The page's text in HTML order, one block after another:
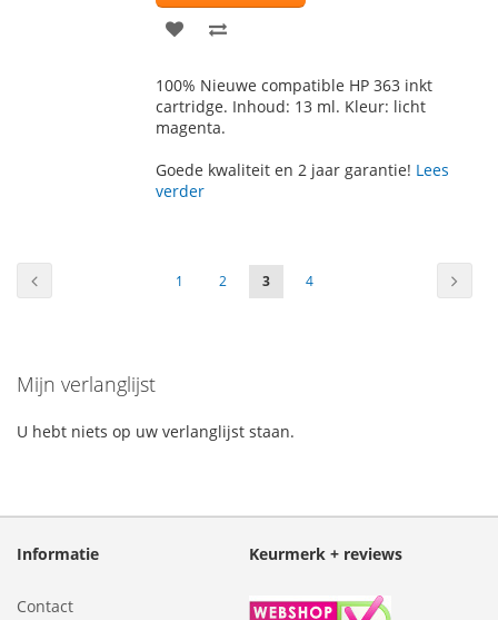
VOEG
AAN
VERLANGLIJST
TE
100% Nieuwe compatible HP 363 inkt
cartridge. Inhoud: 13 ml. Kleur: licht
magenta.
Goede kwaliteit en 2 jaar garantie! Lees
verder
Pagina
Pagina
Vorige Pagina
1 Pagina
2
U
3 Pagina
4
Mijn verlanglijst
U hebt niets op uw verlanglijst staan.
Informatie
Contact
Keurmerk + reviews